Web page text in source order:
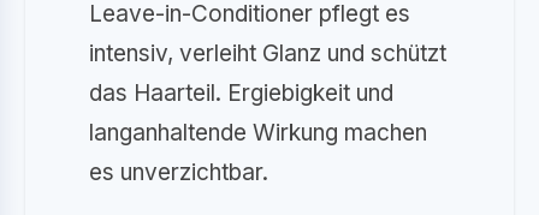
Leave-in-Conditioner pflegt es
intensiv, verleiht Glanz und schützt
das Haarteil. Ergiebigkeit und
langanhaltende Wirkung machen
es unverzichtbar.